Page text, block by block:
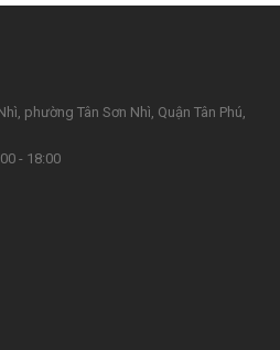
phường Tân Sơn Nhì, Quận Tân Phú,
- 18:00